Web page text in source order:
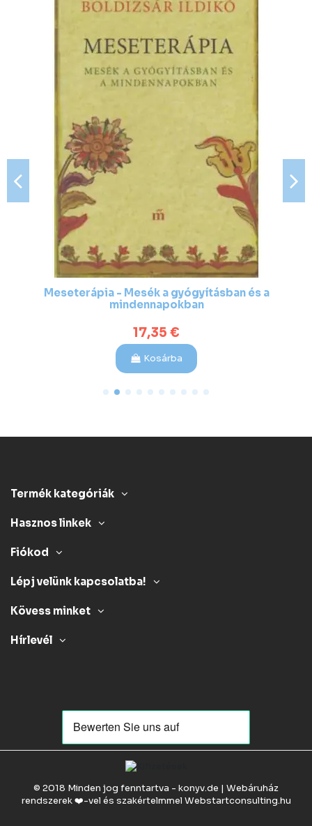
Meseterápia - Mesék a gyógyításban és a
mindennapokban
17,35 €
Kosárba
Termék kategóriák
Hasznos linkek
Fiókod
Lépj velünk kapcsolatba!
Kövess minket
Hírlevél
© 2018 Minden jog fenntartva - konyv.de | Webáruház
rendszerek ❤️-vel és szakértelmmel Webstartconsulting.hu